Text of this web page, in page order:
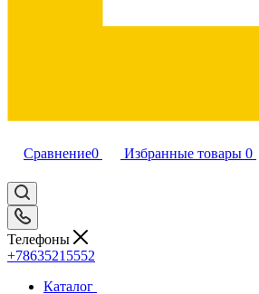
Сравнение0 Избранные товары 0
Телефоны
+78635215552
Каталог